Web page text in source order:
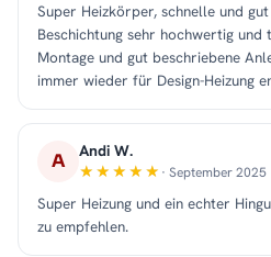
Super Heizkörper, schnelle und
Beschichtung sehr hochwertig und
Montage und gut beschriebene
immer wieder für Design-Heizung
A Andi W.
· September 2025
Super Heizung und ein echter
zu empfehlen.